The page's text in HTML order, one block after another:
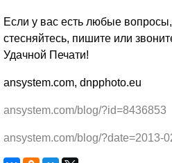
Если у вас есть любые
стесняйтесь, пишите или
Удачной Печати!
ansystem.com, dnpphoto.eu
ansystem.com/blog/?id=8436853
ansystem.com/blog/?date=2013-